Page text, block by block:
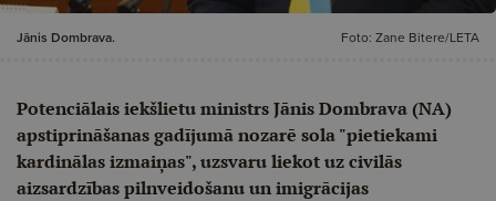
Jānis Dombrava. Foto: Zane Bitere/LETA
Potenciālais iekšlietu ministrs Jānis Dombrava (NA)
apstiprināšanas gadījumā nozarē sola "pietiekami
kardinālas izmaiņas", uzsvaru liekot uz civilās
aizsardzības pilnveidošanu un imigrācijas